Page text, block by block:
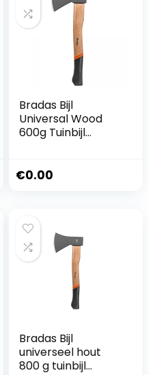
Bradas Bijl
Universal Wood
600g Tuinbijl
€0.00
Bradas Bijl
universeel hout
800 g tuinbijl